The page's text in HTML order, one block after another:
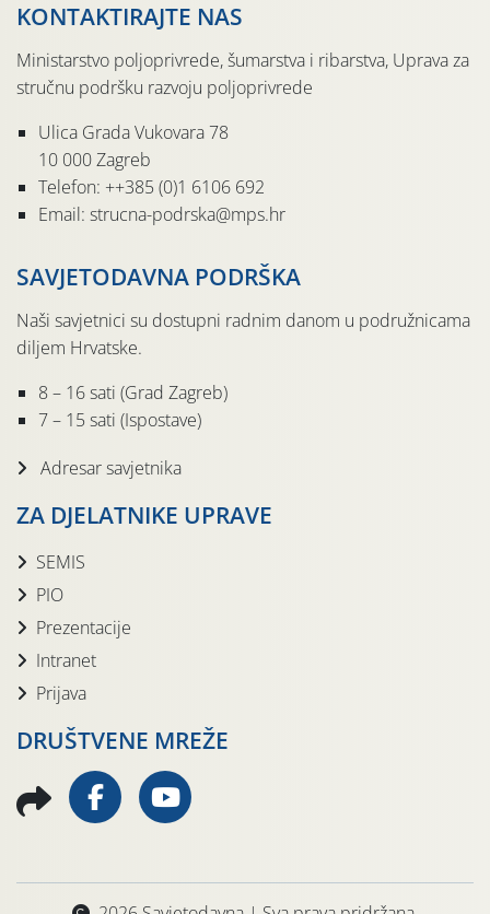
KONTAKTIRAJTE NAS
Ministarstvo poljoprivrede, šumarstva i ribarstva, Uprava za
stručnu podršku razvoju poljoprivrede
Ulica Grada Vukovara 78
10 000 Zagreb
Telefon: ++385 (0)1 6106 692
Email: strucna-podrska@mps.hr
SAVJETODAVNA PODRŠKA
Naši savjetnici su dostupni radnim danom u podružnicama
diljem Hrvatske.
8 – 16 sati (Grad Zagreb)
7 – 15 sati (Ispostave)
Adresar savjetnika
ZA DJELATNIKE UPRAVE
SEMIS
PIO
Prezentacije
Intranet
Prijava
DRUŠTVENE MREŽE